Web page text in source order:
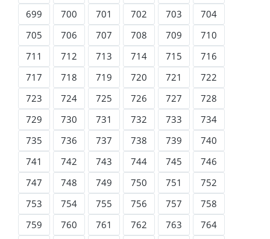
699
700 701 702 703
704
705
706 707 708 709
710
711
712 713 714 715
716
717
718 719 720 721
722
723
724 725 726 727
728
729
730 731 732 733
734
735
736 737 738 739
740
741
742 743 744 745
746
747
748 749 750 751
752
753
754 755 756 757
758
759
760 761 762 763
764